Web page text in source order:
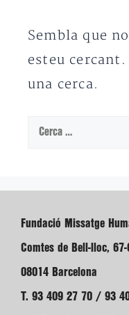
Sembla que
esteu
una cerca.
Cerca:
Fundació Missatge
Comtes de Bell-lloc, 67-
08014 Barcelona
T. 93 409 27 70 / 93